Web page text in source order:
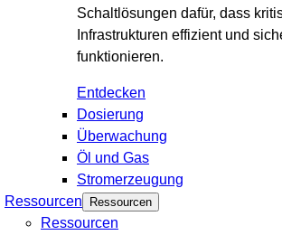
Schaltlösungen dafür, dass
Infrastrukturen effizient und
funktionieren.
Entdecken
Dosierung
Überwachung
Öl und Gas
Stromerzeugung
Ressourcen
Ressourcen
Ressourcen